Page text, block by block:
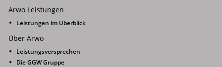
Arwo Leistungen
Leistungen im Überblick
Über Arwo
Leistungsversprechen
Die GGW Gruppe